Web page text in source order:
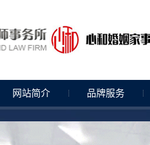
网站简介 品牌服务